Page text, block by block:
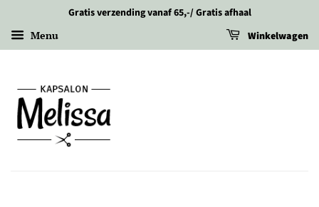
Gratis verzending vanaf 65,-/ Gratis afhaal
Menu Winkelwagen